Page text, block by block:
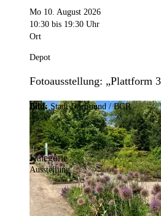
Mo 10. August 2026
10:30 bis 19:30 Uhr
Ort
Depot
Fotoausstellung: „Plattform
Bild: Stadt Dortmund / BGR
Kategorie
Ausstellung